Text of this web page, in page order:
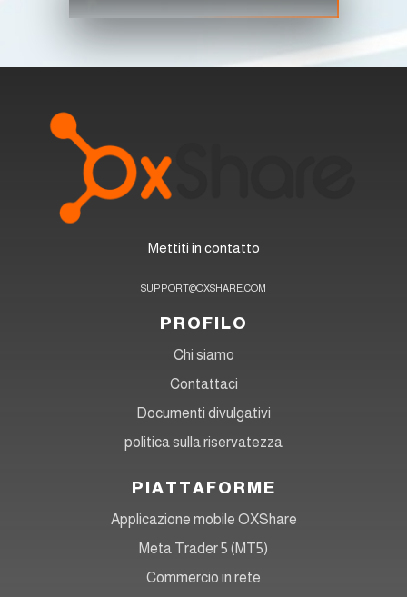
Mettiti in contatto
SUPPORT@OXSHARE.COM
PROFILO
Chi siamo
Contattaci
Documenti divulgativi
politica sulla riservatezza
PIATTAFORME
Applicazione mobile OXShare
Meta Trader 5 (MT5)
Commercio in rete